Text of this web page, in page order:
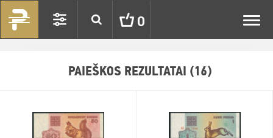
0
PAIEŠKOS REZULTATAI (16)